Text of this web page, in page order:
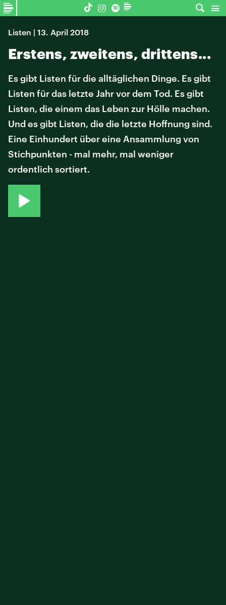
Listen | 13. April 2018
Erstens, zweitens, drittens...
Es gibt Listen für die alltäglichen Dinge. Es gibt
Listen für das letzte Jahr vor dem Tod. Es gibt
Listen, die einem das Leben zur Hölle machen.
Und es gibt Listen, die die letzte Hoffnung sind.
Eine Einhundert über eine Ansammlung von
Stichpunkten - mal mehr, mal weniger
ordentlich sortiert.